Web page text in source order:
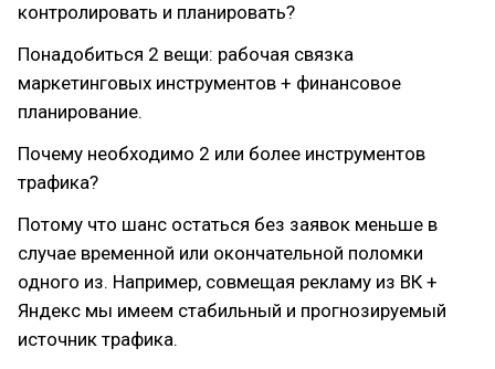
контролировать и планировать?
Понадобиться 2 вещи: рабочая связка
маркетинговых инструментов + финансовое
планирование.
Почему необходимо 2 или более инструментов
трафика?
Потому что шанс остаться без заявок меньше в
случае временной или окончательной поломки
одного из. Например, совмещая рекламу из ВК +
Яндекс мы имеем стабильный и прогнозируемый
источник трафика.